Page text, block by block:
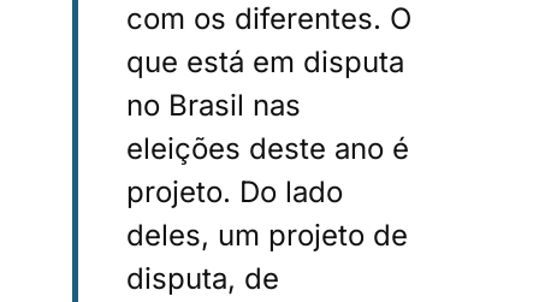
com os diferentes. O
que está em disputa
no Brasil nas
eleições deste ano é
projeto. Do lado
deles, um projeto de
disputa, de